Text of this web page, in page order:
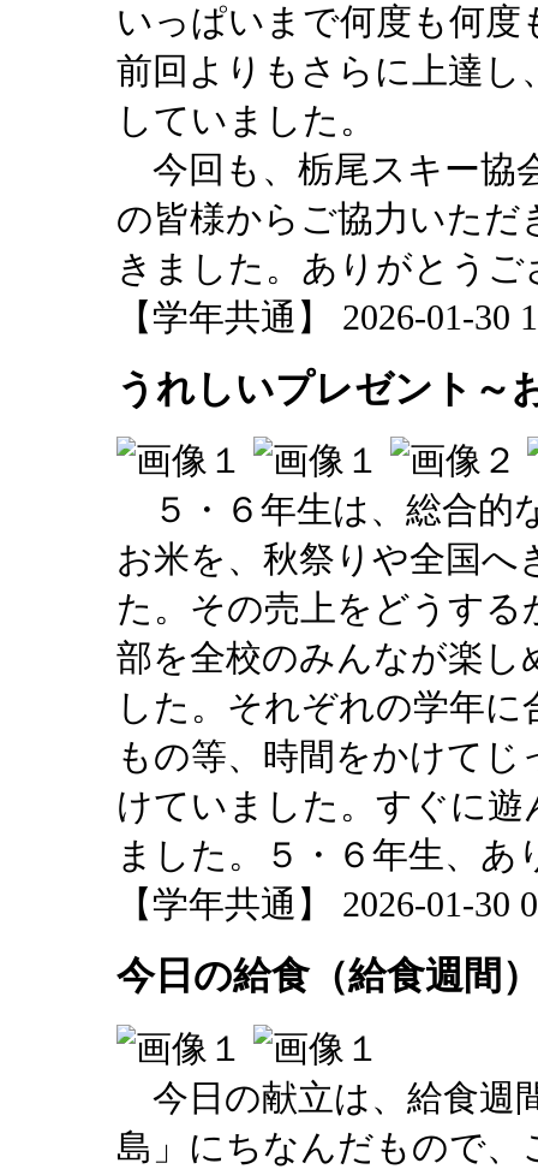
いっぱいまで何度も何
前回よりもさらに上達し
していました。
今回も、栃尾スキー協
の皆様からご協力いた
きました。ありがとう
【学年共通】 2026-01-30
うれしいプレゼント～
５・６年生は、総合的
お米を、秋祭りや全国へ
た。その売上をどうす
部を全校のみんなが楽
した。それぞれの学年
もの等、時間をかけて
けていました。すぐに
ました。５・６年生、
【学年共通】 2026-01-30
今日の給食（給食週間
今日の献立は、給食週
島」にちなんだもので